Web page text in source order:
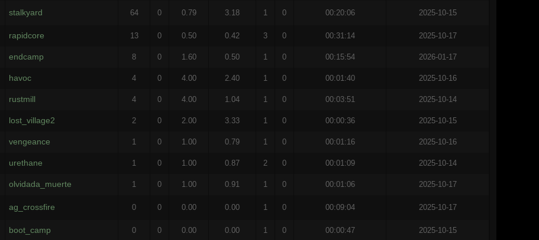
stalkyard 64 0 0.79 3.18 1 0 00:20:06 2025-10-15
rapidcore 13 0 0.50 0.42 3 0 00:31:14 2025-10-17
endcamp 8 0 1.60 0.50 1 0 00:15:54 2026-01-17
havoc 4 0 4.00 2.40 1 0 00:01:40 2025-10-16
rustmill 4 0 4.00 1.04 1 0 00:03:51 2025-10-14
lost_village2 2 0 2.00 3.33 1 0 00:00:36 2025-10-15
vengeance 1 0 1.00 0.79 1 0 00:01:16 2025-10-16
urethane 1 0 1.00 0.87 2 0 00:01:09 2025-10-14
olvidada_muerte 1 0 1.00 0.91 1 0 00:01:06 2025-10-17
ag_crossfire 0 0 0.00 0.00 1 0 00:09:04 2025-10-17
boot_camp 0 0 0.00 0.00 1 0 00:00:47 2025-10-15